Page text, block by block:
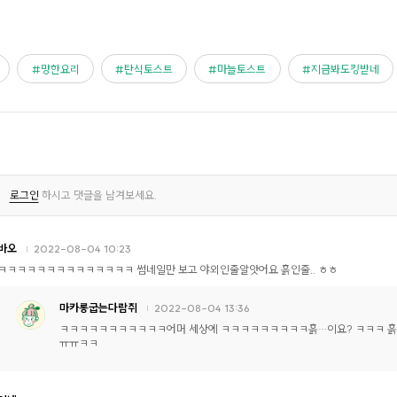
망한요리 탄식토스트 마늘토스트 지금봐도킹받네
로그인 하시고 댓글을 남겨보세요.
오 2022-08-04 10:23
ㅋㅋㅋㅋㅋㅋㅋㅋㅋㅋㅋㅋㅋ 썸네일만 보고 야외인줄알앗어요 흙인줄.. ㅎㅎ
마카롱굽는다람쥐 2022-08-04 13:36
ㅋㅋㅋㅋㅋㅋㅋㅋㅋㅋㅋ어머 세상에 ㅋㅋㅋㅋㅋㅋㅋㅋㅋ흙…이요? ㅋㅋㅋ
ㅠㅠㅋㅋ